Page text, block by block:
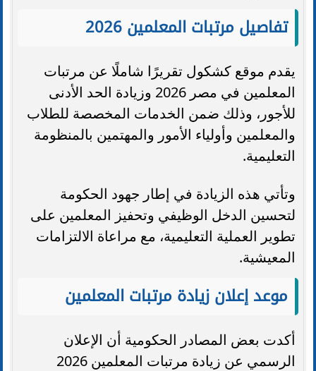
تفاصيل مرتبات المعلمين 2026
يقدم موقع كشكول تقريرًا شاملًا عن مرتبات
المعلمين في مصر 2026 وزيادة الحد الأدنى
للأجور، وذلك ضمن الخدمات المخصصة للطلاب
والمعلمين وأولياء الأمور والمهتمين بالمنظومة
التعليمية.
وتأتي هذه الزيادة في إطار جهود الحكومة
لتحسين الدخل الوظيفي وتحفيز المعلمين على
تطوير العملية التعليمية، مع مراعاة الالتزامات
المعيشية.
موعد إعلان زيادة مرتبات المعلمين
أكدت بعض المصادر الحكومية أن الإعلان
الرسمي عن زيادة مرتبات المعلمين 2026